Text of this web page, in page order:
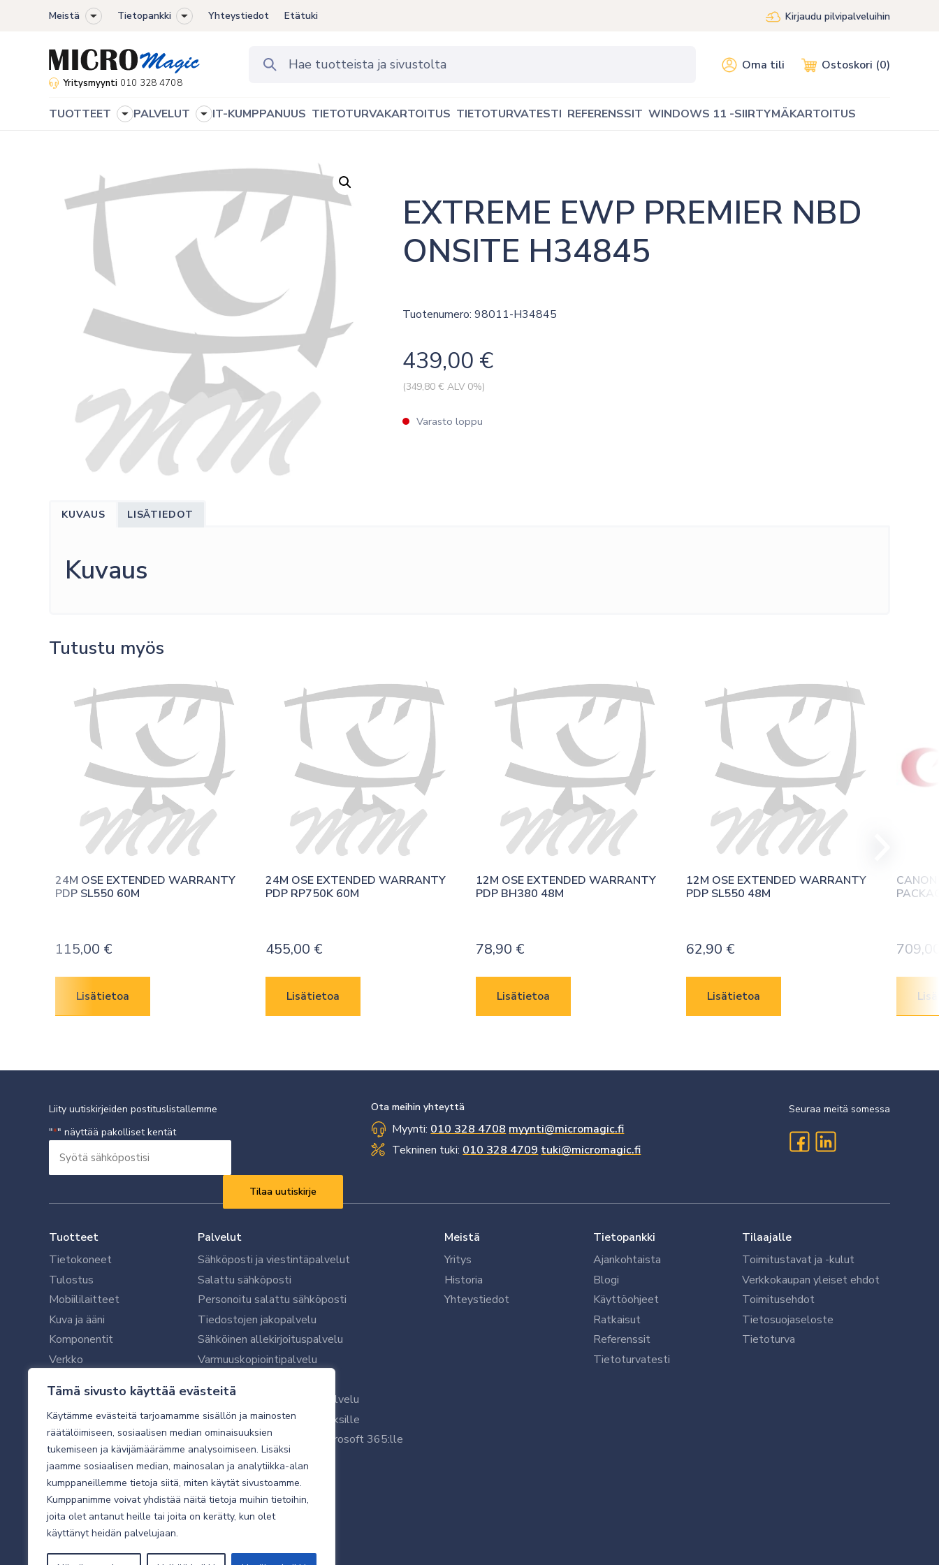
Tämä sivusto käyttää evästeitä
Käytämme evästeitä tarjoamamme sisällön ja mainosten
räätälöimiseen, sosiaalisen median ominaisuuksien
tukemiseen ja kävijämäärämme analysoimiseen. Lisäksi
jaamme sosiaalisen median, mainosalan ja analytiikka-alan
kumppaneillemme tietoja siitä, miten käytät sivustoamme.
Kumppanimme voivat yhdistää näitä tietoja muihin tietoihin,
joita olet antanut heille tai joita on kerätty, kun olet
käyttänyt heidän palvelujaan.
Meistä
Toggle
menu
Tietopankki
Toggle
menu
Yhteystiedot Etätuki Kirjaudu pilvipalveluihin
Yritysmyynti 010 328 4708
Oma tili Ostoskori (0)
TUOTTEET
Toggle
PALVELUT
Toggle
IT-KUMPPANUUS TIETOTURVAKARTOITUS TIETOTURVATESTI REFERENSSIT WINDOWS 11 -SIIRTYMÄKARTOITUS
EXTREME EWP PREMIER NBD
ONSITE H34845
Tuotenumero: 98011-H34845
439,00 €
(349,80 € ALV 0%)
Varasto loppu
KUVAUS LISÄTIEDOT
Kuvaus
Tutustu myös
24M OSE EXTENDED WARRANTY
PDP SL550 60M
115,00 €
Lisätietoa
24M OSE EXTENDED WARRANTY
PDP RP750K 60M
455,00 €
Lisätietoa
12M OSE EXTENDED WARRANTY
PDP BH380 48M
78,90 €
Lisätietoa
12M OSE EXTENDED WARRANTY
PDP SL550 48M
62,90 €
Lisätietoa
Liity uutiskirjeiden postituslistallemme
"*" näyttää pakolliset kentät
sähköpostisi
Ota meihin yhteyttä
Myynti: 010 328 4708 myynti@micromagic.fi
Tekninen tuki: 010 328 4709 tuki@micromagic.fi
Seuraa meitä somessa
Tuotteet
Tietokoneet
Tulostus
Mobiililaitteet
Kuva ja ääni
Komponentit
Verkko
Oheislaitteet
Palvelut
Sähköposti ja viestintäpalvelut
Salattu sähköposti
Personoitu salattu sähköposti
Tiedostojen jakopalvelu
Sähköinen allekirjoituspalvelu
Varmuuskopiointipalvelu
Microsoft 365 -varmistuspalvelu
WithSecure tietoturva yrityksille
WithSecuren tietoturva Microsoft 365:lle
Käyttäjätukipalvelu
Tietoturvakartoitus
Sähköpostikartoitus
Valvottu tietoturva 24/7
Meistä
Yritys
Historia
Yhteystiedot
Tietopankki
Ajankohtaista
Blogi
Käyttöohjeet
Ratkaisut
Referenssit
Tietoturvatesti
Tilaajalle
Toimitustavat ja -kulut
Verkkokaupan yleiset ehdot
Toimitusehdot
Tietosuojaseloste
Tietoturva